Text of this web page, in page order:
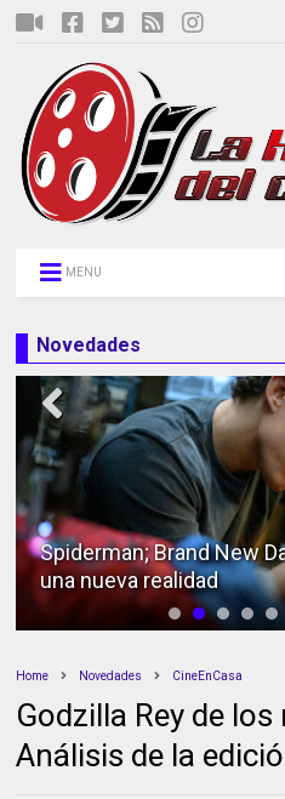
MENU
Novedades
Spiderman; Brand New
una nueva realidad
Home Novedades CineEnCasa
Godzilla Rey de
Análisis de la